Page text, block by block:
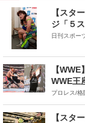
【スタ
ジ「５
日刊スポ
【
WWE王
プロレス/
【スタ